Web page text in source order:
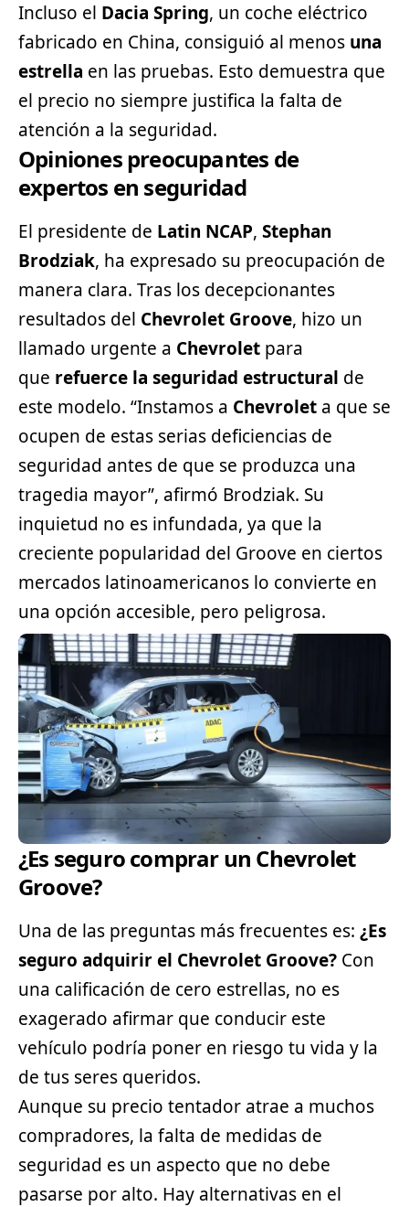
Incluso el Dacia Spring, un coche eléctrico
fabricado en China, consiguió al menos una
estrella en las pruebas. Esto demuestra que
el precio no siempre justifica la falta de
atención a la seguridad.
Opiniones preocupantes de
expertos en seguridad
El presidente de Latin NCAP, Stephan
Brodziak, ha expresado su preocupación de
manera clara. Tras los decepcionantes
resultados del Chevrolet Groove, hizo un
llamado urgente a Chevrolet para
que refuerce la seguridad estructural de
este modelo. “Instamos a Chevrolet a que se
ocupen de estas serias deficiencias de
seguridad antes de que se produzca una
tragedia mayor”, afirmó Brodziak. Su
inquietud no es infundada, ya que la
creciente popularidad del Groove en ciertos
mercados latinoamericanos lo convierte en
una opción accesible, pero peligrosa.
¿Es seguro comprar un Chevrolet
Groove?
Una de las preguntas más frecuentes es: ¿Es
seguro adquirir el Chevrolet Groove? Con
una calificación de cero estrellas, no es
exagerado afirmar que conducir este
vehículo podría poner en riesgo tu vida y la
de tus seres queridos.
Aunque su precio tentador atrae a muchos
compradores, la falta de medidas de
seguridad es un aspecto que no debe
pasarse por alto. Hay alternativas en el